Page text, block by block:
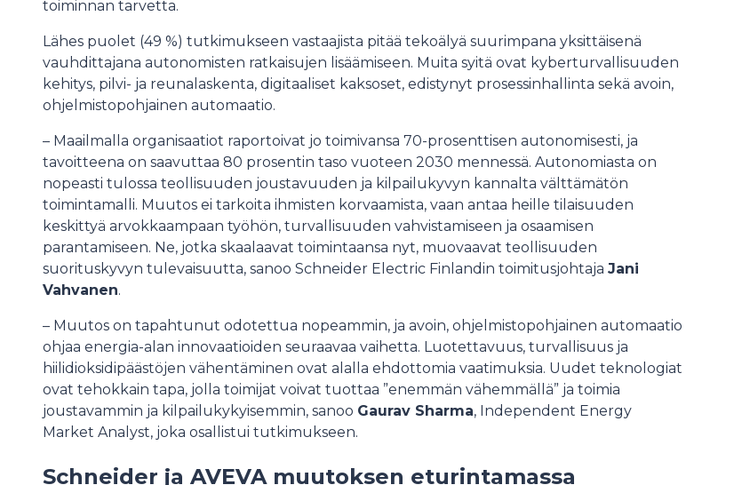
toiminnan tarvetta.
Lähes puolet (49 %) tutkimukseen vastaajista pitää tekoälyä suurimpana yksittäisenä
vauhdittajana autonomisten ratkaisujen lisäämiseen. Muita syitä ovat kyberturvallisuuden
kehitys, pilvi- ja reunalaskenta, digitaaliset kaksoset, edistynyt prosessinhallinta sekä avoin,
ohjelmistopohjainen automaatio.
– Maailmalla organisaatiot raportoivat jo toimivansa 70-prosenttisen autonomisesti, ja
tavoitteena on saavuttaa 80 prosentin taso vuoteen 2030 mennessä. Autonomiasta on
nopeasti tulossa teollisuuden joustavuuden ja kilpailukyvyn kannalta välttämätön
toimintamalli. Muutos ei tarkoita ihmisten korvaamista, vaan antaa heille tilaisuuden
keskittyä arvokkaampaan työhön, turvallisuuden vahvistamiseen ja osaamisen
parantamiseen. Ne, jotka skaalaavat toimintaansa nyt, muovaavat teollisuuden
suorituskyvyn tulevaisuutta, sanoo Schneider Electric Finlandin toimitusjohtaja Jani
Vahvanen.
– Muutos on tapahtunut odotettua nopeammin, ja avoin, ohjelmistopohjainen automaatio
ohjaa energia-alan innovaatioiden seuraavaa vaihetta. Luotettavuus, turvallisuus ja
hiilidioksidipäästöjen vähentäminen ovat alalla ehdottomia vaatimuksia. Uudet teknologiat
ovat tehokkain tapa, jolla toimijat voivat tuottaa ”enemmän vähemmällä” ja toimia
joustavammin ja kilpailukykyisemmin, sanoo Gaurav Sharma, Independent Energy
Market Analyst, joka osallistui tutkimukseen.
Schneider ja AVEVA muutoksen eturintamassa